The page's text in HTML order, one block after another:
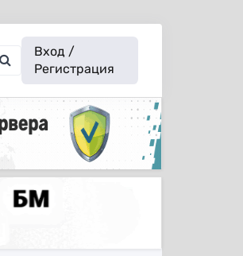
Вход /
Регистрация